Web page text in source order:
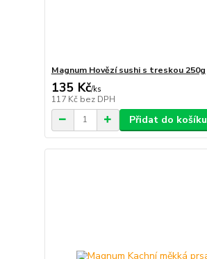
Magnum Hovězí sushi s treskou 250g
135 Kč/ks
117 Kč bez DPH
Přidat do košíku